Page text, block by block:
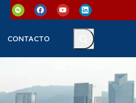
CONTACTO